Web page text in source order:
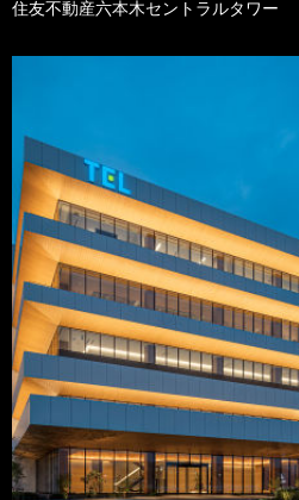
住友不動産六本木セントラルタワー